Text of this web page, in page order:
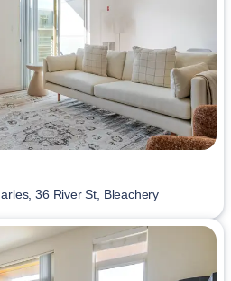
36 River St, Bleachery